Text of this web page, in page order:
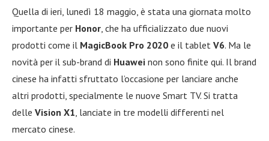
Quella di ieri, lunedì 18 maggio, è stata una giornata molto
importante per Honor , che ha ufficializzato due nuovi
prodotti come il MagicBook Pro 2020 e il tablet V6. Ma le
novità per il sub-brand di Huawei non sono finite qui. Il brand
cinese ha infatti sfruttato l’occasione per lanciare anche
altri prodotti, specialmente le nuove Smart TV. Si tratta
delle Vision X1 , lanciate in tre modelli differenti nel
mercato cinese.